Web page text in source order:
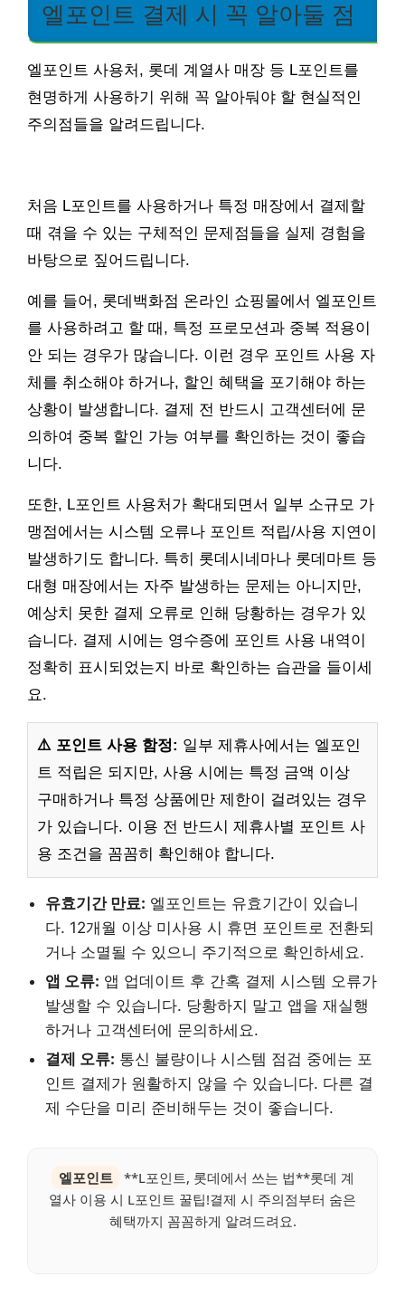
엘포인트 결제 시 꼭 알아둘 점
엘포인트 사용처, 롯데 계열사 매장 등 L포인트를
현명하게 사용하기 위해 꼭 알아둬야 할 현실적인
주의점들을 알려드립니다.
처음 L포인트를 사용하거나 특정 매장에서 결제할
때 겪을 수 있는 구체적인 문제점들을 실제 경험을
바탕으로 짚어드립니다.
예를 들어, 롯데백화점 온라인 쇼핑몰에서 엘포인트
를 사용하려고 할 때, 특정 프로모션과 중복 적용이
안 되는 경우가 많습니다. 이런 경우 포인트 사용 자
체를 취소해야 하거나, 할인 혜택을 포기해야 하는
상황이 발생합니다. 결제 전 반드시 고객센터에 문
의하여 중복 할인 가능 여부를 확인하는 것이 좋습
니다.
또한, L포인트 사용처가 확대되면서 일부 소규모 가
맹점에서는 시스템 오류나 포인트 적립/사용 지연이
발생하기도 합니다. 특히 롯데시네마나 롯데마트 등
대형 매장에서는 자주 발생하는 문제는 아니지만,
예상치 못한 결제 오류로 인해 당황하는 경우가 있
습니다. 결제 시에는 영수증에 포인트 사용 내역이
정확히 표시되었는지 바로 확인하는 습관을 들이세
요.
⚠️ 포인트 사용 함정: 일부 제휴사에서는 엘포인
트 적립은 되지만, 사용 시에는 특정 금액 이상
구매하거나 특정 상품에만 제한이 걸려있는 경우
가 있습니다. 이용 전 반드시 제휴사별 포인트 사
용 조건을 꼼꼼히 확인해야 합니다.
유효기간 만료: 엘포인트는 유효기간이 있습니
다. 12개월 이상 미사용 시 휴면 포인트로 전환되
거나 소멸될 수 있으니 주기적으로 확인하세요.
앱 오류: 앱 업데이트 후 간혹 결제 시스템 오류가
발생할 수 있습니다. 당황하지 말고 앱을 재실행
하거나 고객센터에 문의하세요.
결제 오류: 통신 불량이나 시스템 점검 중에는 포
인트 결제가 원활하지 않을 수 있습니다. 다른 결
제 수단을 미리 준비해두는 것이 좋습니다.
엘포인트
**L포인트, 롯데에서 쓰는 법**롯데 계
열사 이용 시 L포인트 꿀팁!결제 시 주의점부터 숨은
혜택까지 꼼꼼하게 알려드려요.